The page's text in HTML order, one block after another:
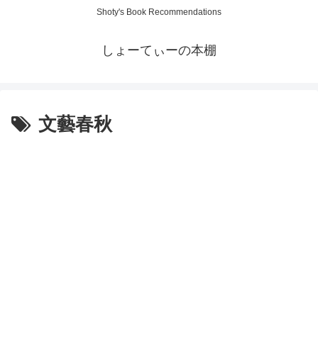
Shoty's Book Recommendations
しょーてぃーの本棚
文藝春秋